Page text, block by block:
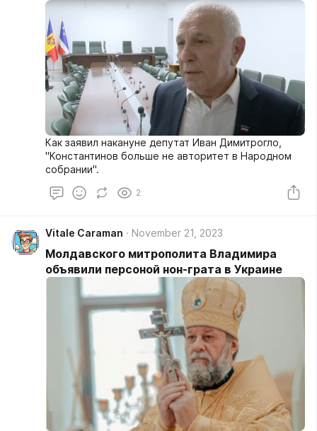
Как заявил накануне депутат Иван Димитрогло,
"Константинов больше не авторитет в Народном
собрании".
2
Vitale Caraman November 21, 2023
Молдавского митрополита Владимира
объявили персоной нон-грата в Украине